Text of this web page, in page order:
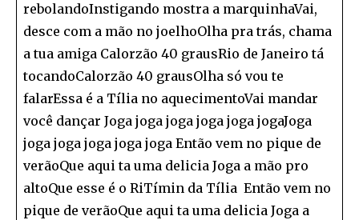
rebolandoInstigando mostra a marquinhaVai,
desce com a mão no joelhoOlha pra trás, chama
a tua amiga Calorzão 40 grausRio de Janeiro tá
tocandoCalorzão 40 grausOlha só vou te
falarEssa é a Tília no aquecimentoVai mandar
você dançar Joga joga joga joga joga jogaJoga
joga joga joga joga joga Então vem no pique de
verãoQue aqui ta uma delicia Joga a mão pro
altoQue esse é o RiTímin da Tília Então vem no
pique de verãoQue aqui ta uma delicia Joga a